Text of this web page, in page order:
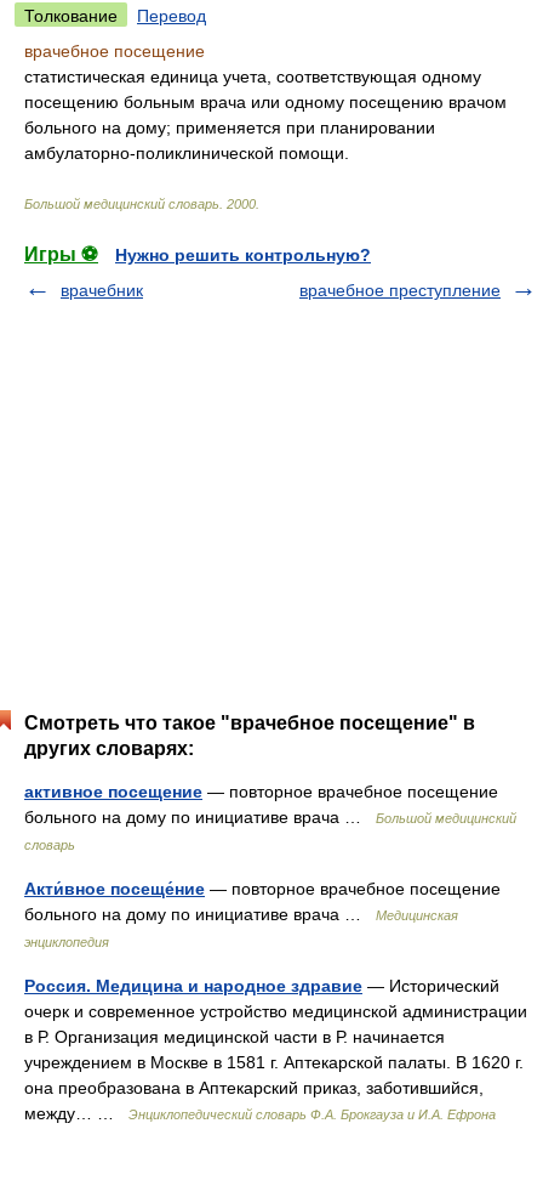
Толкование
Перевод
врачебное посещение
статистическая единица учета, соответствующая одному
посещению больным врача или одному посещению врачом
больного на дому; применяется при планировании
амбулаторно-поликлинической помощи.
Большой медицинский словарь 2000
Игры ⚽
Нужно решить контрольную?
врачебник
врачебное преступление
Смотреть что такое "врачебное посещение" в
других словарях:
активное посещение — повторное врачебное посещение
больного на дому по инициативе врача …
Большой медицинский
словарь
Акти́вное посеще́ние — повторное врачебное посещение
больного на дому по инициативе врача …
Медицинская
энциклопедия
Россия. Медицина и народное здравие — Исторический
очерк и современное устройство медицинской администрации
в Р. Организация медицинской части в Р. начинается
учреждением в Москве в 1581 г. Аптекарской палаты. В 1620 г.
она преобразована в Аптекарский приказ, заботившийся,
между… …
Энциклопедический словарь Ф.А. Брокгауза и И.А. Ефрона